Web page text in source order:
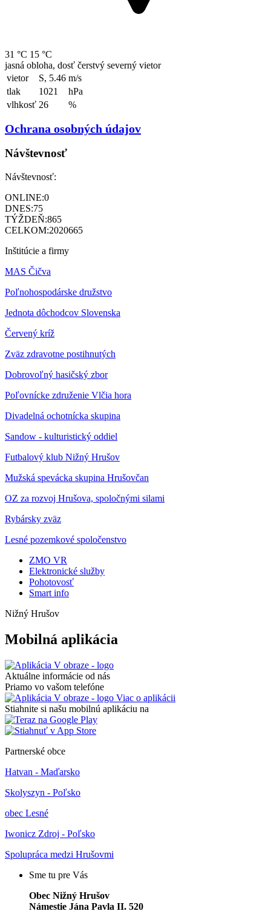
31 °C 15 °C
jasná obloha, dosť čerstvý severný vietor
vietor
S, 5.46 m/s
tlak
1021
hPa
vlhkosť 26 %
Ochrana osobných údajov
Návštevnosť
Návštevnosť:
ONLINE:0
DNES:75
TÝŽDEŇ:865
CELKOM:2020665
Inštitúcie a firmy
MAS Čičva
Poľnohospodárske družstvo
Jednota dôchodcov Slovenska
Červený kríž
Zväz zdravotne postihnutých
Dobrovoľný hasičský zbor
Poľovnícke združenie Vlčia hora
Divadelná ochotnícka skupina
Sandow - kulturistický oddiel
Futbalový klub Nižný Hrušov
Mužská spevácka skupina Hrušovčan
OZ za rozvoj Hrušova, spoločnými silami
Rybársky zväz
Lesné pozemkové spoločenstvo
ZMO VR
Elektronické služby
Pohotovosť
Smart info
Nižný Hrušov
Mobilná aplikácia
Aktuálne informácie od nás
Priamo vo vašom telefóne
Viac o aplikácii
Stiahnite si našu mobilnú aplikáciu na
Partnerské obce
Hatvan - Maďarsko
Skolyszyn - Poľsko
obec Lesné
Iwonicz Zdroj - Poľsko
Spolupráca medzi Hrušovmi
Sme tu pre Vás
Obec Nižný Hrušov
Námestie Jána Pavla II. 520